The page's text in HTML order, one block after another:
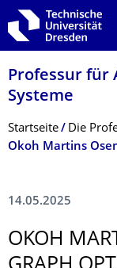
Zur Hauptnavigation
Zur Suche springen
Zum Inhalt springen
Professur für
Systeme
Breadcrumb-Menü
Startseite Die
14.05.2025
OKOH